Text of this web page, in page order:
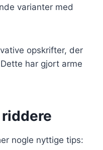
varianter med
opskrifter, der
har gjort arme
nogle nyttige tips: